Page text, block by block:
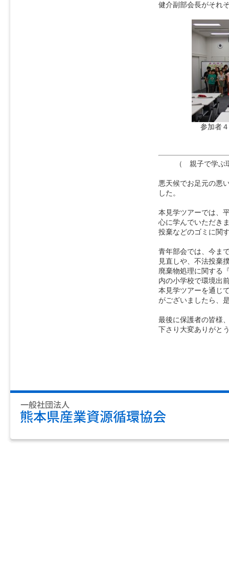
健介副部会長がそれ
参加者
（ 親子で学ぶ
悪天候でお足元の悪
した。
本見学ツアーでは、
心に学んでいただき
投棄などのゴミに関
青年部会では、今ま
見直しや、不法投棄
廃棄物処理に関する
内の小学校で環境出
本見学ツアーを通じ
がございましたら、
最後に保護者の皆様
下さり大変ありがと